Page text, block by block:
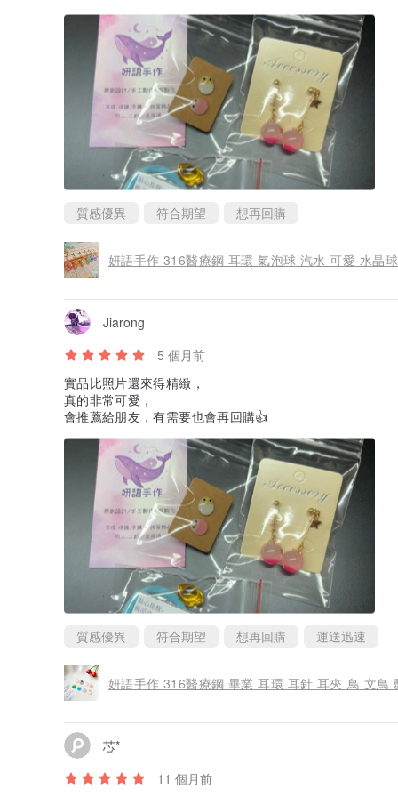
質感優異 符合期望 想再回購
妍語手作 316醫療鋼 耳環 氣泡球 汽水 可愛 水晶
Jiarong
5 個月前
實品比照片還來得精緻，
真的非常可愛，
會推薦給朋友，有需要也會再回購👍
質感優異 符合期望 想再回購 運送迅速
妍語手作 316醫療鋼 畢業 耳環 耳針 耳夾 鳥 文鳥
芯*
11 個月前